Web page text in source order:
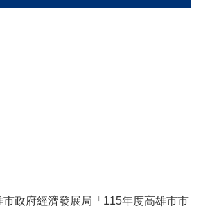
市政府經濟發展局「115年度高雄市市